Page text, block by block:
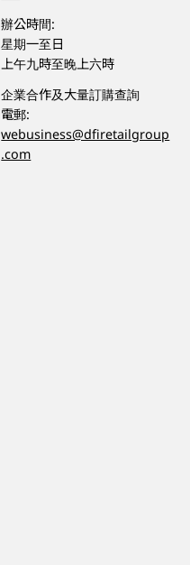
辦公時間:
星期一至日
上午九時至晚上六時
企業合作及大量訂購查詢
電郵:
webusiness@dfiretailgroup
.com